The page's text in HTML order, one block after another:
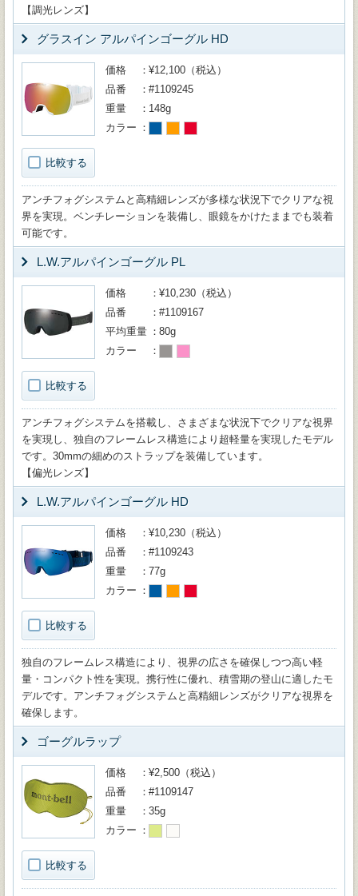
【調光レンズ】
グラスイン アルパインゴーグル HD
比較する
価格
¥12,100（税込）
品番
#1109245
重量
148g
カラー
アンチフォグシステムと高精細レンズが多様な状況下でクリアな視
界を実現。ベンチレーションを装備し、眼鏡をかけたままでも装着
可能です。
L.W.アルパインゴーグル PL
比較する
価格
¥10,230（税込）
品番
#1109167
平均重量
80g
カラー
アンチフォグシステムを搭載し、さまざまな状況下でクリアな視界
を実現し、独自のフレームレス構造により超軽量を実現したモデル
です。30mmの細めのストラップを装備しています。
【偏光レンズ】
L.W.アルパインゴーグル HD
比較する
価格
¥10,230（税込）
品番
#1109243
重量
77g
カラー
独自のフレームレス構造により、視界の広さを確保しつつ高い軽
量・コンパクト性を実現。携行性に優れ、積雪期の登山に適したモ
デルです。アンチフォグシステムと高精細レンズがクリアな視界を
確保します。
ゴーグルラップ
比較する
価格
¥2,500（税込）
品番
#1109147
重量
35g
カラー